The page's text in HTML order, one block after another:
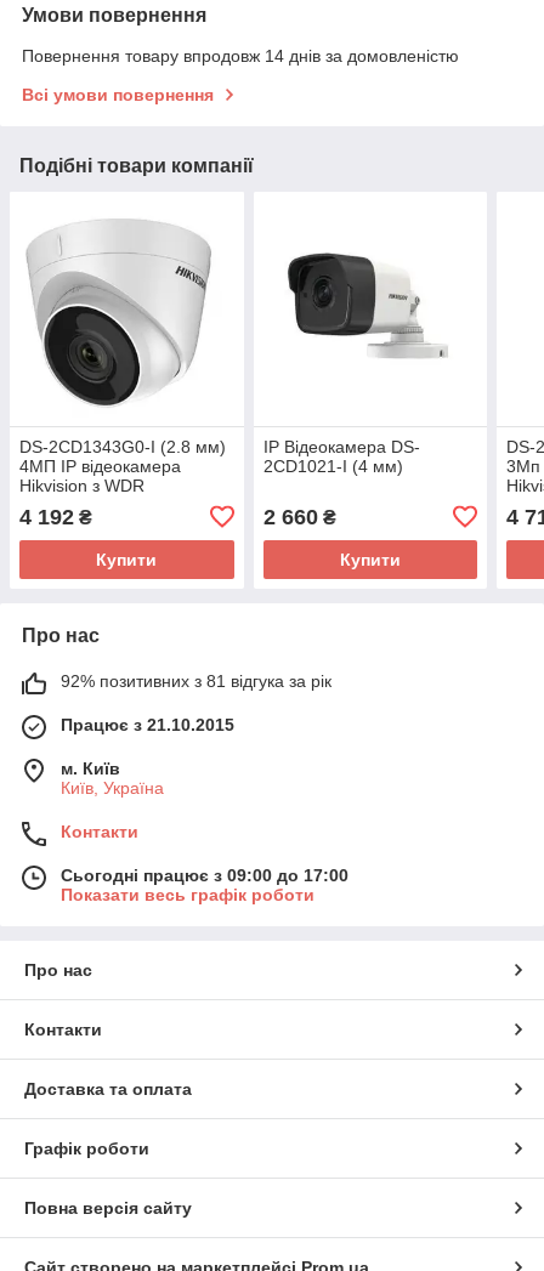
Умови повернення
Повернення товару впродовж 14 днів за домовленістю
Всі умови повернення
Подібні товари компанії
DS-2CD1343G0-I (2.8 мм)
4МП IP відеокамера
Hikvision з WDR
4 192 ₴
Купити
IP Відеокамера DS-
2CD1021-I (4 мм)
2 660₴
Купити
DS-
3Мп
4
Про нас
92% позитивних з 81 відгука за рік
Працює з 21.10.2015
м. Київ
Київ, Україна
Контакти
Сьогодні працює з 09:00 до 17:00
Показати весь графік роботи
Про нас
Контакти
Доставка та оплата
Графік роботи
Повна версія сайту